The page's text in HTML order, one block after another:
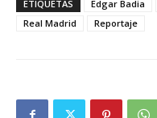
ETIQUETAS Edgar Badia
Real Madrid
Reportaje